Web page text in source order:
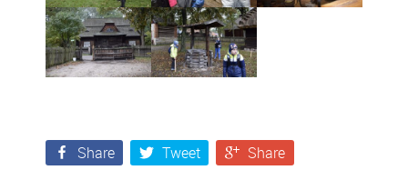
Share Tweet Share